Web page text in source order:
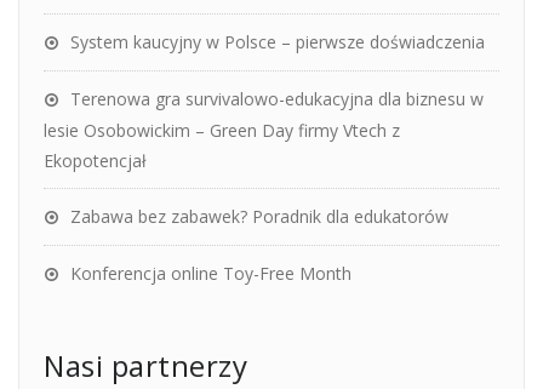
System kaucyjny w Polsce – pierwsze doświadczenia
Terenowa gra survivalowo-edukacyjna dla biznesu w
lesie Osobowickim – Green Day firmy Vtech z
Ekopotencjał
Zabawa bez zabawek? Poradnik dla edukatorów
Konferencja online Toy-Free Month
Nasi partnerzy